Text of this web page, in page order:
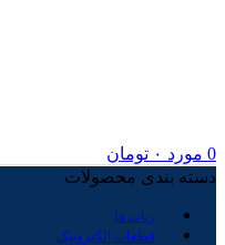
0 مورد ۰ تومان
دسته بندی محصولات
ربات ها
قطعات الکترونیک